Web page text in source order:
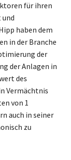
für ihren
und
haben dem
in der Branche
der
der Anlagen in
des
Vermächtnis
von 1
auch in seiner
zu